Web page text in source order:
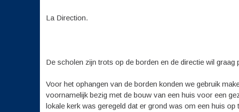
La Direction.
De scholen zijn trots op de borden en de directie wil
Voor het ophangen van de borden konden we gebruik
voornamelijk bezig met de bouw van een huis voor een
lokale kerk was geregeld dat er grond was om een huis